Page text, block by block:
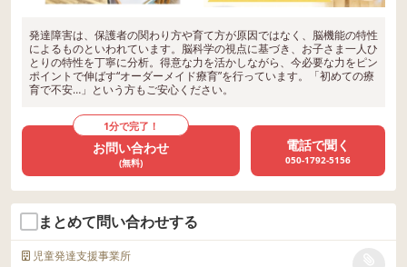
発達障害は、保護者の関わり方や育て方が原因ではなく、脳機能の特性
によるものといわれています。脳科学の視点に基づき、お子さま一人ひ
とりの特性を丁寧に分析。得意な力を活かしながら、今必要な力をピン
ポイントで伸ばす“オーダーメイド療育”を行っています。「初めての療
育で不安…」という方もご安心ください。
1分で完了！
お問い合わせ
(無料)
電話で聞く
050-1792-5156
まとめて問い合わせする
児童発達支援事業所